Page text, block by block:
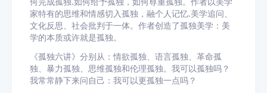
家特有的思维和情感切入孤独，融个人记忆.美学追问、
文化反思、社会批判于一体。作者创造了孤独美学：美
学的本质或许就是孤独。
《孤独六讲》分别从：情欲孤独、语言孤独、革命孤
独、暴力孤独、思维孤独和伦理孤独。我可以孤独吗？
我常常静下来问自己：我可以更孤独一点吗？